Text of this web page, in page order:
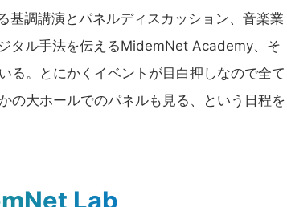
調講演とパネルディスカッション、音楽業
タル手法を伝えるMidemNet Academy、そ
。とにかくイベントが目白押しなので全て
大ホールでのパネルも見る、という日程を
Lab